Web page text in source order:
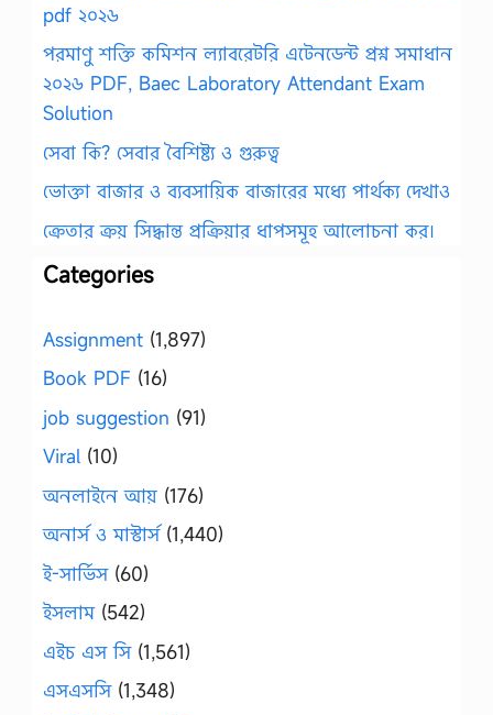
pdf ২০২৬
পরমাণু শক্তি কমিশন ল্যাবরেটরি এটেনডেন্ট প্রশ্ন সমাধান
২০২৬ PDF, Baec Laboratory Attendant Exam
Solution
সেবা কি? সেবার বৈশিষ্ট্য ও গুরুত্ব
ভোক্তা বাজার ও ব্যবসায়িক বাজারের মধ্যে পার্থক্য দেখাও
ক্রেতার ক্রয় সিদ্ধান্ত প্রক্রিয়ার ধাপসমূহ আলোচনা কর।
Categories
Assignment (1,897)
Book PDF (16)
job suggestion (91)
Viral (10)
অনলাইনে আয় (176)
অনার্স ও মাস্টার্স(1,440)
ই-সার্ভিস(60)
ইসলাম(542)
এইচ এস সি(1,561)
এসএসসি(1,348)